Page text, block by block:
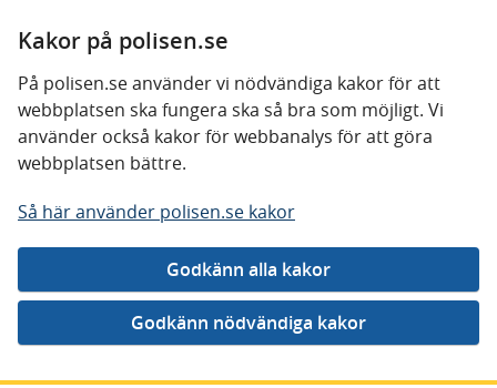
Kakor på polisen.se
På polisen.se använder vi nödvändiga kakor för att
webbplatsen ska fungera ska så bra som möjligt. Vi
använder också kakor för webbanalys för att göra
webbplatsen bättre.
Så här använder polisen.se kakor